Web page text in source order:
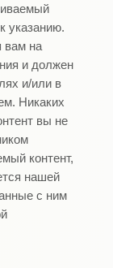
указанию.
вам на
и должен
и/или в
Никаких
вы не
контент,
нашей
с ним